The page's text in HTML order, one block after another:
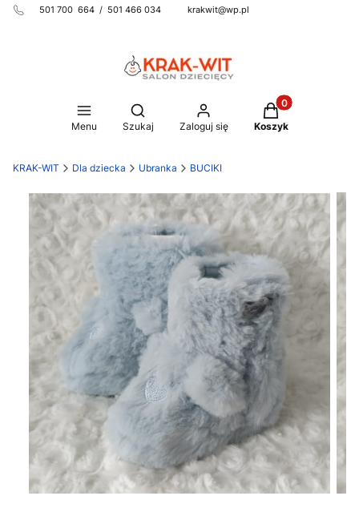
501 700 664 / 501 466 034 krakwit@wp.pl
Menu
Otwórz wyszukiwarkę
Szukaj Zaloguj się
Produkty w
Koszyk
KRAK-WIT Dla dziecka Ubranka BUCIKI